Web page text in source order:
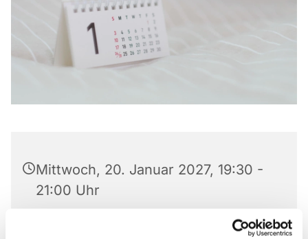
Mittwoch, 20. Januar 2027, 19:30 -
21:00 Uhr
Matthäus-Kirche, Rotheweg 63,